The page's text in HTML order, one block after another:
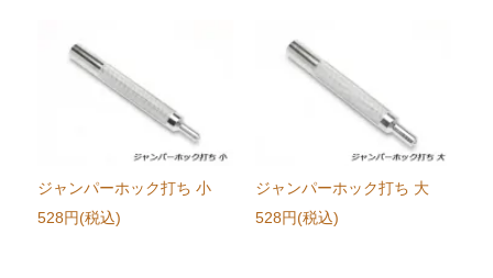
ジャンパーホック打ち 小
528円(税込)
ジャンパーホック打ち 大
528円(税込)